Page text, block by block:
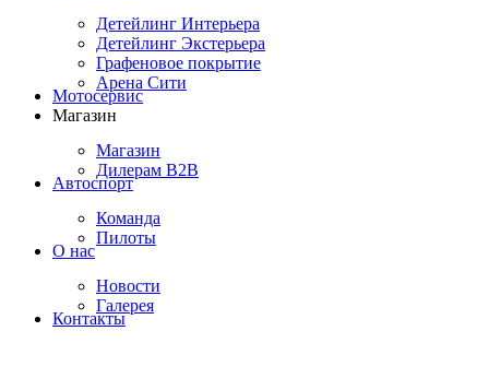
Детейлинг Интерьера
Детейлинг Экстерьера
Графеновое покрытие
Арена Сити
Мотосервис
Магазин
Магазин
Дилерам B2B
Автоспорт
Команда
Пилоты
О нас
Новости
Галерея
Контакты